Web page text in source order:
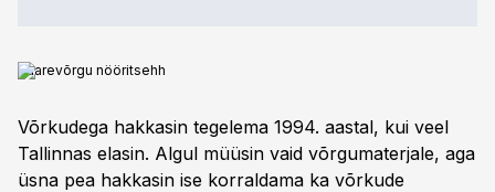
Saarevõrgu nööritsehh
Võrkudega hakkasin tegelema 1994. aastal, kui veel
Tallinnas elasin. Algul müüsin vaid võrgumaterjale, aga
üsna pea hakkasin ise korraldama ka võrkude